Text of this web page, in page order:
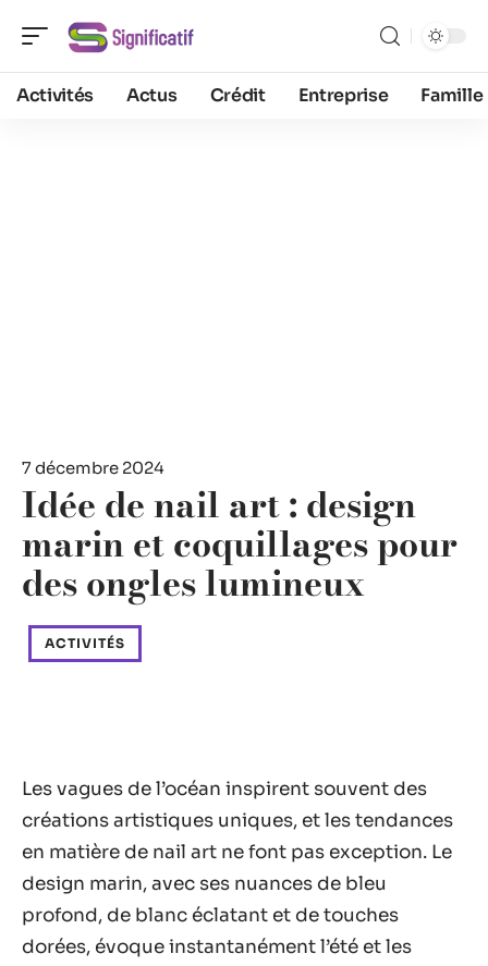
Activités Actus Crédit Entreprise Famille
7 décembre 2024
Idée de nail art : design
marin et coquillages pour
des ongles lumineux
ACTIVITÉS
Les vagues de l’océan inspirent souvent des
créations artistiques uniques, et les tendances
en matière de nail art ne font pas exception. Le
design marin, avec ses nuances de bleu
profond, de blanc éclatant et de touches
dorées, évoque instantanément l’été et les